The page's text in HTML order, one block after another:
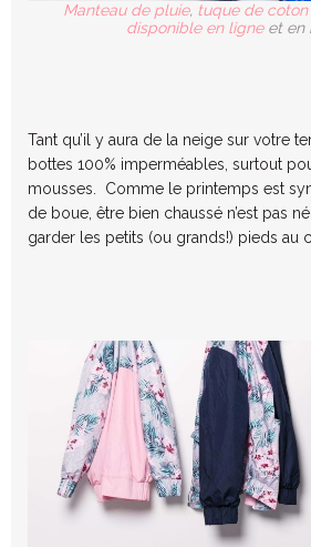
Manteau de pluie, tuque de coton
disponible en ligneet en
Tant qu’il y aura de la neige sur votre
bottes 100% imperméables, surtout
mousses. Comme le printemps est
de boue, être bien chaussé n’est pas
garder les petits (ou grands!) pieds au